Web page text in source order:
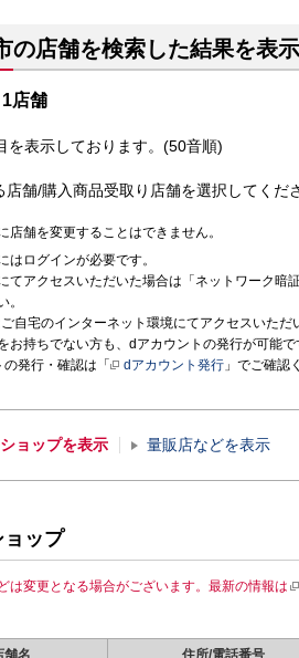
の店舗を検索した結果を表
店舗
を表示しております。(50音順)
店舗/購入商品受取り店舗を選択してくだ
店舗を変更することはできません。
はログインが必要です。
てアクセスいただいた場合は「ネットワーク
。
自宅のインターネット環境にてアクセスいた
お持ちでない方も、dアカウントの発行が可能で
発行・確認は「
dアカウント発行 」でご確認
ショップを表示 量販店などを表示
ョップ
は変更となる場合がございます。最新の情報は
舗名 住所/電話番号